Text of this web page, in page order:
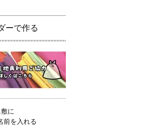
ーで作る
に
入れる